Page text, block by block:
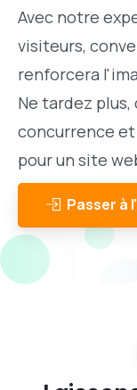
Avec notre
visiteurs,
renforcera
Ne tardez
concurrence
pour un site
Passer à